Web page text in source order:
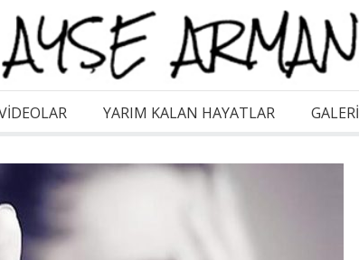
YARIM KALAN HAYATLAR GALERI